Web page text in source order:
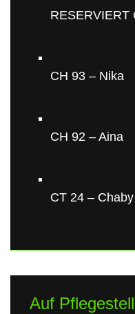
RESERVIERT
CH 93 – Nika
CH 92 – Aina
CT 24 – Chaby
Auf